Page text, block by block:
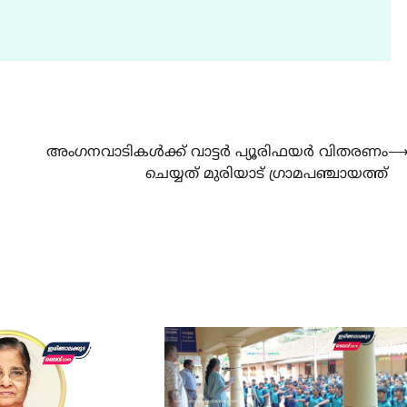
അംഗനവാടികൾക്ക് വാട്ടർ പ്യൂരിഫയർ വിതരണം
ചെയ്യത് മുരിയാട് ഗ്രാമപഞ്ചായത്ത്